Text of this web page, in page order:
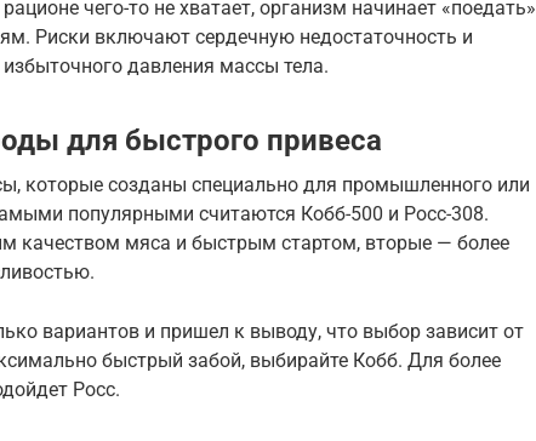
чего-то не хватает, организм начинает «поедать»
Риски включают сердечную недостаточность и
давления массы тела.
для быстрого привеса
которые созданы специально для промышленного или
популярными считаются Кобб-500 и Росс-308.
качеством мяса и быстрым стартом, вторые — более
вариантов и пришел к выводу, что выбор зависит от
быстрый забой, выбирайте Кобб. Для более
Росс.